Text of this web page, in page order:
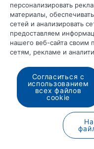
Правовые
Положение о
Общие условия
Общие условия
DAF и файлы
Code of Conduct
персонализировать
материалы,
сетей и анализировать
предоставляем
нашего веб-сайта своим
сетям, рекламе и
Согласиться с
использованием
всех файлов
cookie